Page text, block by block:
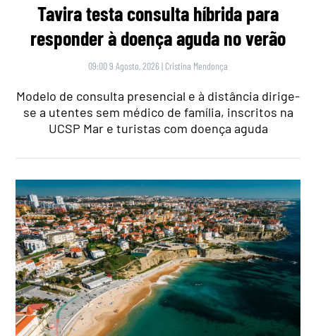
Tavira testa consulta híbrida para
responder à doença aguda no verão
09:00 9 Agosto, 2026 | Cristina Mendonça
Modelo de consulta presencial e à distância dirige-
se a utentes sem médico de família, inscritos na
UCSP Mar e turistas com doença aguda